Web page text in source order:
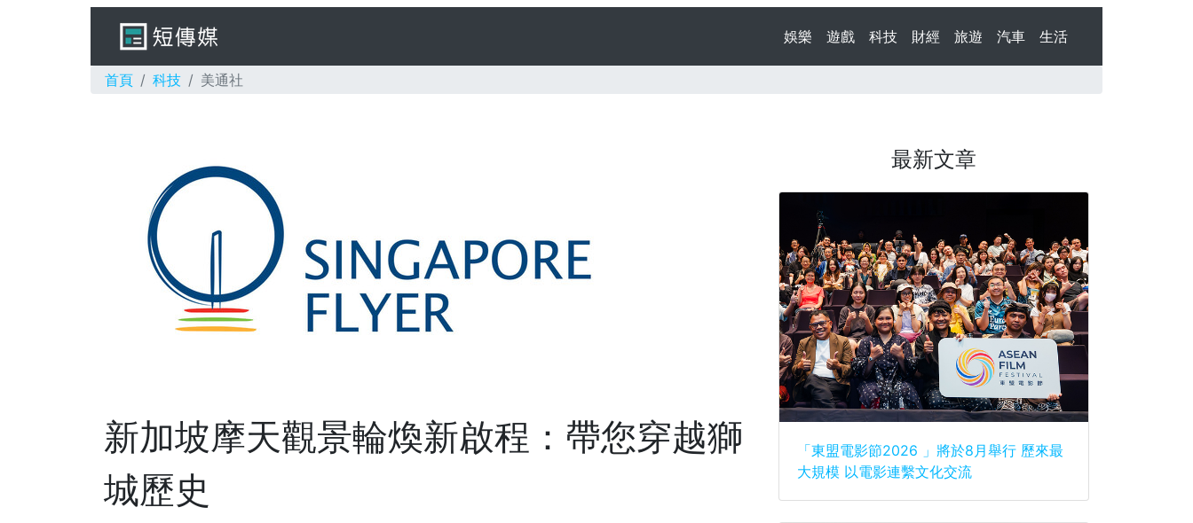
娛樂 遊戲 科技 財經 旅遊 汽車 生活
首頁 科技 美通社
新加坡摩天觀景輪煥新啟程：帶您穿越獅
城歷史
最新文章
「東盟電影節2026 」將於8月舉行 歷來最
大規模 以電影連繫文化交流